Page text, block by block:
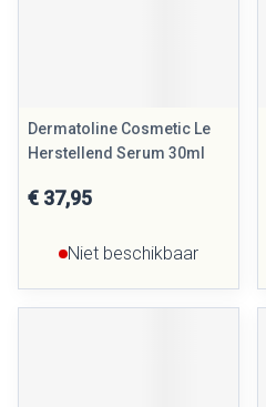
Dermatoline Cosmetic Le
Herstellend Serum 30ml
€ 37,95
Niet beschikbaar